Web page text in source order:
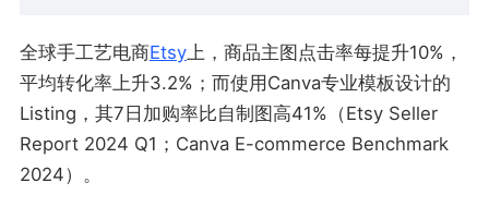
全球手工艺电商Etsy上，商品主图点击率每提升10%，
平均转化率上升3.2%；而使用Canva专业模板设计的
Listing，其7日加购率比自制图高41%（Etsy Seller
Report 2024 Q1；Canva E-commerce Benchmark
2024）。